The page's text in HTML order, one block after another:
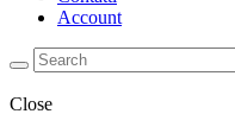
Account
Close